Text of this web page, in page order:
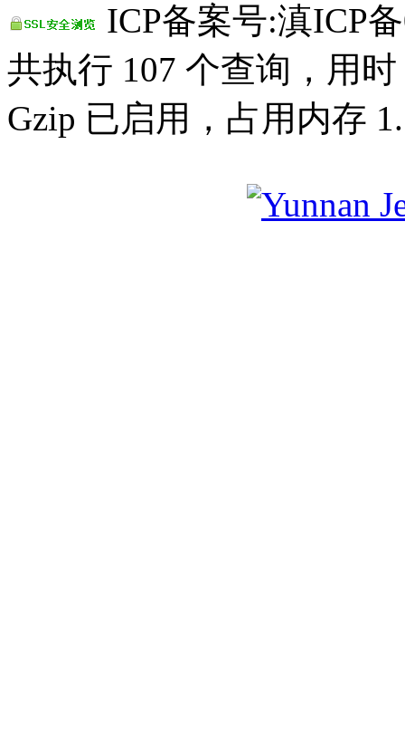
ICP备案号:滇ICP
共执行 107 个查询，用
Gzip 已启用，占用内存